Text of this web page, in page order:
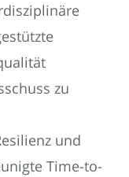
zu
und
Time-to-